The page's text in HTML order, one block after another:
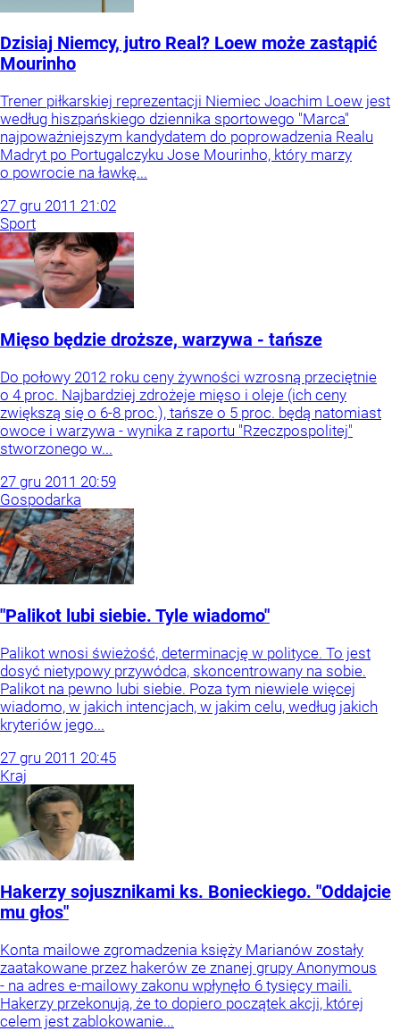
Dzisiaj Niemcy, jutro Real? Loew może zastąpić
Mourinho
Trener piłkarskiej reprezentacji Niemiec Joachim Loew jest
według hiszpańskiego dziennika sportowego "Marca"
najpoważniejszym kandydatem do poprowadzenia Realu
Madryt po Portugalczyku Jose Mourinho, który marzy
o powrocie na ławkę...
27 gru 2011 21:02
Sport
Mięso będzie droższe, warzywa - tańsze
Do połowy 2012 roku ceny żywności wzrosną przeciętnie
o 4 proc. Najbardziej zdrożeje mięso i oleje (ich ceny
zwiększą się o 6-8 proc.), tańsze o 5 proc. będą natomiast
owoce i warzywa - wynika z raportu "Rzeczpospolitej"
stworzonego w...
27 gru 2011 20:59
Gospodarka
"Palikot lubi siebie. Tyle wiadomo"
Palikot wnosi świeżość, determinację w polityce. To jest
dosyć nietypowy przywódca, skoncentrowany na sobie.
Palikot na pewno lubi siebie. Poza tym niewiele więcej
wiadomo, w jakich intencjach, w jakim celu, według jakich
kryteriów jego...
27 gru 2011 20:45
Kraj
Hakerzy sojusznikami ks. Bonieckiego. "Oddajcie
mu głos"
Konta mailowe zgromadzenia księży Marianów zostały
zaatakowane przez hakerów ze znanej grupy Anonymous
- na adres e-mailowy zakonu wpłynęło 6 tysięcy maili.
Hakerzy przekonują, że to dopiero początek akcji, której
celem jest zablokowanie...